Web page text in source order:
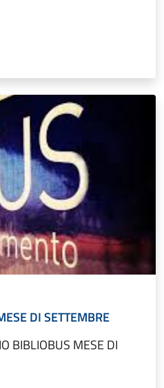
DI SETTEMBRE
BIBLIOBUS MESE DI